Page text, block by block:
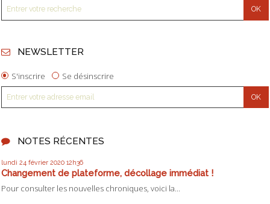
NEWSLETTER
S'inscrire Se désinscrire
NOTES RÉCENTES
lundi 24 février 2020 12h36
Changement de plateforme, décollage immédiat !
Pour consulter les nouvelles chroniques, voici la...